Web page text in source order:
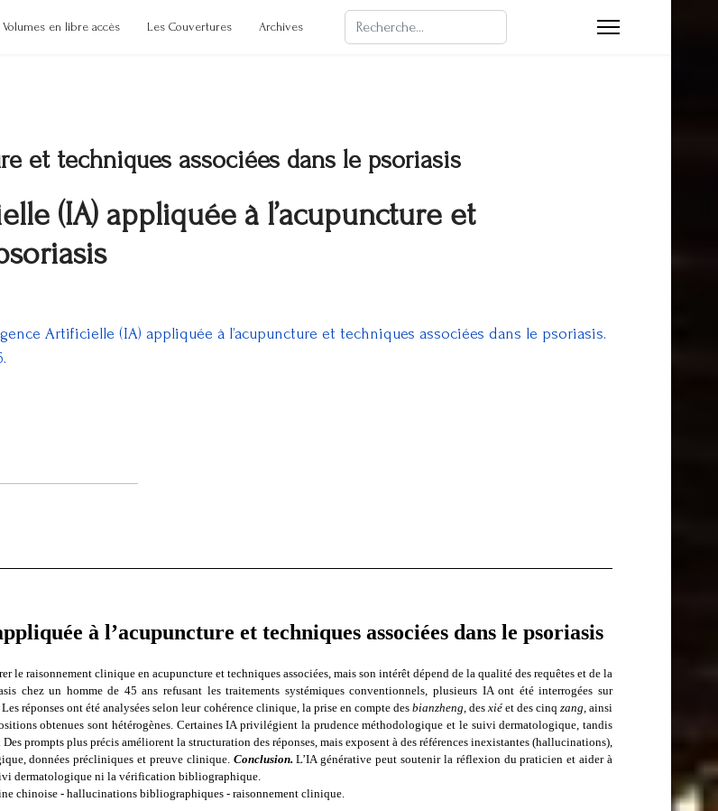
Volumes en libre accès Les Couvertures Archives Rechercher
et techniques associées dans le psoriasis
(IA) appliquée à l’acupuncture et
Artificielle (IA) appliquée à l’acupuncture et techniques associées dans le psoriasis.
à l’acupuncture et techniques associées dans le psoriasis
raisonnement clinique en acupuncture et techniques associées, mais son intérêt dépend de la qualité des requêtes et de la
chez un homme de 45 ans refusant les traitements systémiques conventionnels, plusieurs IA ont été interrogées sur
réponses ont été analysées selon leur cohérence clinique, la prise en compte des bianzheng , des xiéet des cinq zang , ainsi
obtenues sont hétérogènes. Certaines IA privilégient la prudence méthodologique et le suivi dermatologique, tandis
prompts plus précis améliorent la structuration des réponses, mais exposent à des références inexistantes (hallucinations),
données précliniques et preuve clinique. Conclusion. L’IA générative peut soutenir la réflexion du praticien et aider à
dermatologique ni la vérification bibliographique.
chinoise - hallucinations bibliographiques - raisonnement clinique.